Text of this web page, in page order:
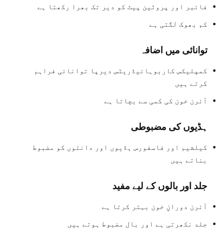
فائبر اور پروٹین پیٹ کو دیر تک بھرا رکھتا ہے
کم بھوک لگتی ہے
توانائی میں اضافہ
کمپلیکس کاربوہائیڈریٹس دیرپا توانائی فراہم
کرتے ہیں
آئرن خون کی کمی سے بچاتا ہے
ہڈیوں کی مضبوطی
کیلشیم اور فاسفورس ہڈیوں اور دانتوں کو مضبوط
بناتے ہیں
جلد اور بالوں کے لیے مفید
آئرن دورانِ خون بہتر کرتا ہے
جلد نکھرتی ہے اور بال مضبوط ہوتے ہیں